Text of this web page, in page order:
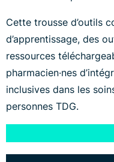
Cette trousse d’outils
d’apprentissage, des
ressources
pharmacien·nes
inclusives dans les
personnes TDG.